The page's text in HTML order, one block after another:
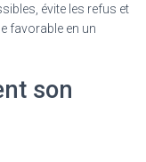
évite les refus et
favorable en un
son